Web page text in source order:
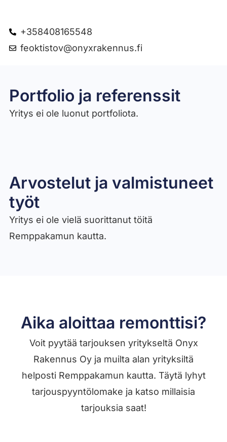
+358408165548
feoktistov@onyxrakennus.fi
Portfolio ja referenssit
Yritys ei ole luonut portfoliota.
Arvostelut ja valmistuneet
työt​
Yritys ei ole vielä suorittanut töitä
Remppakamun kautta.
Aika aloittaa remonttisi?
Voit pyytää tarjouksen yritykseltä Onyx
Rakennus Oy ja muilta alan yrityksiltä
helposti Remppakamun kautta. Täytä lyhyt
tarjouspyyntölomake ja katso millaisia
tarjouksia saat!